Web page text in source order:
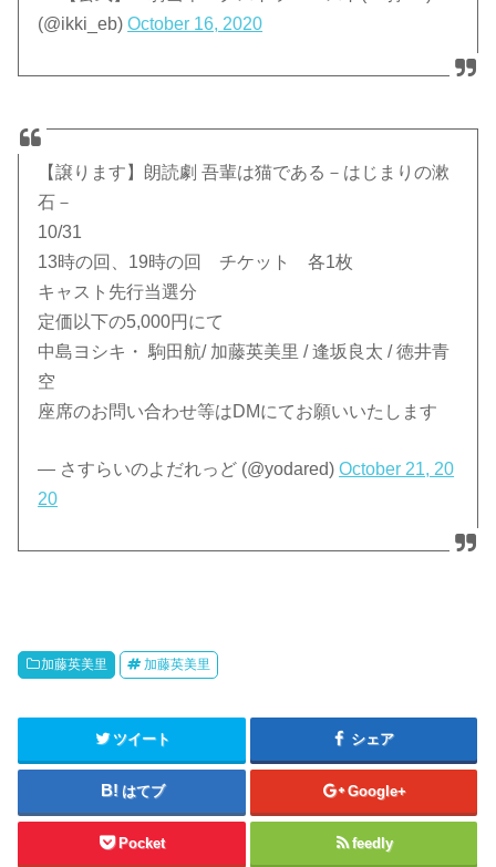
(@ikki_eb)October 16, 2020
【譲ります】朗読劇 吾輩は猫である－はじまりの漱
石－
10/31
13時の回、19時の回 チケット 各1枚
キャスト先行当選分
定価以下の5,000円にて
中島ヨシキ・ 駒田航/ 加藤英美里 / 逢坂良太 / 徳井青
空
座席のお問い合わせ等はDMにてお願いいたします
— さすらいのよだれっど (@yodared)October 21, 20
20
加藤英美里 加藤英美里
ツイート シェア
はてブ Google+
Pocket feedly